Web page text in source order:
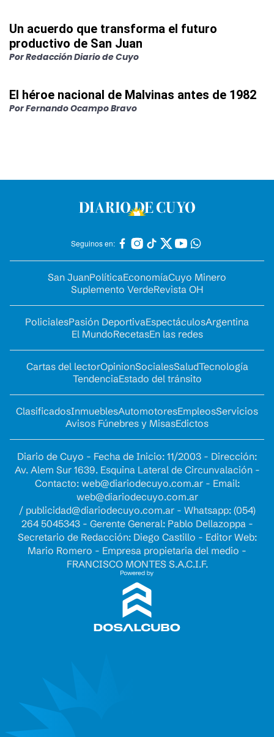
Un acuerdo que transforma el futuro
productivo de San Juan
PorRedacción Diario de Cuyo
El héroe nacional de Malvinas antes de 1982
PorFernando Ocampo Bravo
Seguinos en:
San JuanPolíticaEconomíaCuyo Minero
Suplemento VerdeRevista OH
PolicialesPasión DeportivaEspectáculosArgentina
El MundoRecetasEn las redes
Cartas del lectorOpinionSocialesSaludTecnología
TendenciaEstado del tránsito
ClasificadosInmueblesAutomotoresEmpleosServicios
Avisos Fúnebres y MisasEdictos
Diario de Cuyo - Fecha de Inicio: 11/2003 - Dirección:
Av. Alem Sur 1639. Esquina Lateral de Circunvalación -
Contacto: web@diariodecuyo.com.ar- Email:
web@diariodecuyo.com.ar
/ publicidad@diariodecuyo.com.ar- Whatsapp: (054)
264 5045343 - Gerente General: Pablo Dellazoppa -
Secretario de Redacción: Diego Castillo - Editor Web:
Mario Romero - Empresa propietaria del medio -
FRANCISCO MONTES S.A.C.I.F.